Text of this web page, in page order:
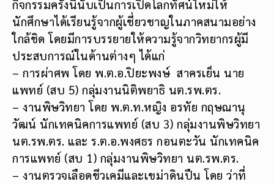
กิจกรรมครั้งนี้นับเป็นการเปิดโลกทัศน์ใหม่ให้
นักศึกษาได้เรียนรู้จากผู้เชี่ยวชาญในภาคสนามอย่าง
ใกล้ชิด โดยมีการบรรยายให้ความรู้จากวิทยากรผู้มี
ประสบการณ์ในด้านต่างๆ ได้แก่
– การผ่าศพ โดย พ.ต.อ.ปิยะพงษ์ สาครเย็น นาย
แพทย์ (สบ 5) กลุ่มงานนิติพยาธิ นต.รพ.ตร.
– งานพิษวิทยา โดย พ.ต.ท.หญิง อรทัย กฤษณานุ
วัฒน์ นักเทคนิคการแพทย์ (สบ 3) กลุ่มงานพิษวิทยา
นต.รพ.ตร. และ ร.ต.อ.พงศธร กอนตะวัน นักเทคนิค
การแพทย์ (สบ 1) กลุ่มงานพิษวิทยา นต.รพ.ตร.
– งานตรวจเลือดชีวเคมีและเขม่าดินปืน โดย ว่าที่